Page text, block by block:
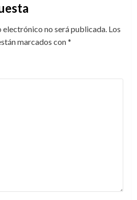
no será publicada. Los
marcados con*